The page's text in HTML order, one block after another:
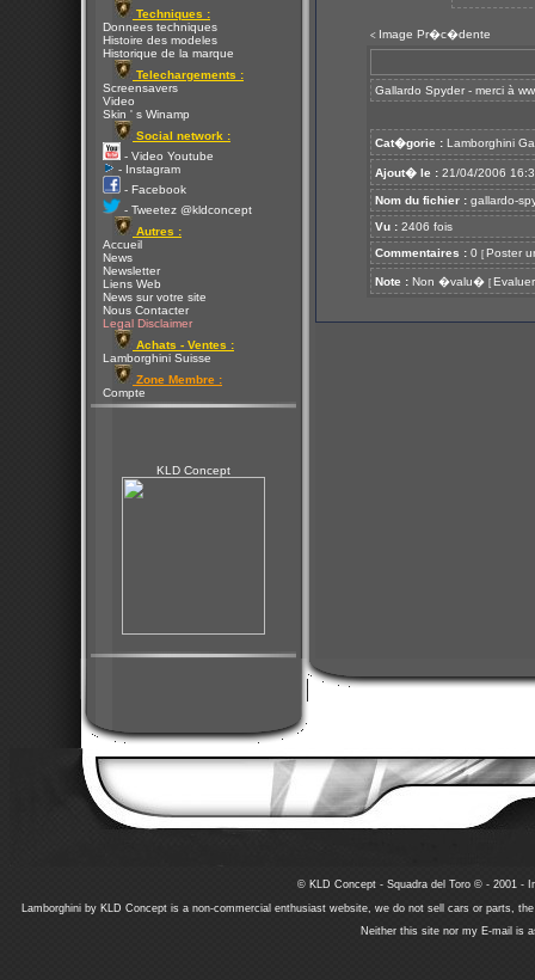
Techniques :
Donnees techniques
Histoire des modeles
Historique de la marque
Telechargements :
Screensavers
Video
Skin ' s Winamp
Social network :
- Video Youtube
- Instagram
- Facebook
- Tweetez @kldconcept
Autres :
Accueil
News
Newsletter
Liens Web
News sur votre site
Nous Contacter
Legal Disclaimer
Achats - Ventes :
Lamborghini Suisse
Zone Membre :
Compte
KLD Concept
< Image Pr�c�dente
Gallardo Spyder - merci à
Cat�gorie : Lamborghini
Ajout� le : 21/04/2006
Nom du fichier : gallardo-
Vu : 2406 fois
Commentaires : 0 [ Poster
Note : Non �valu� [ Evaluer
© KLD Concept - Squadra del Toro © - 2001 -
Lamborghini by KLD Concept is a non-commercial enthusiast website, we do not sell cars or parts,
Neither this site nor my E-mail is